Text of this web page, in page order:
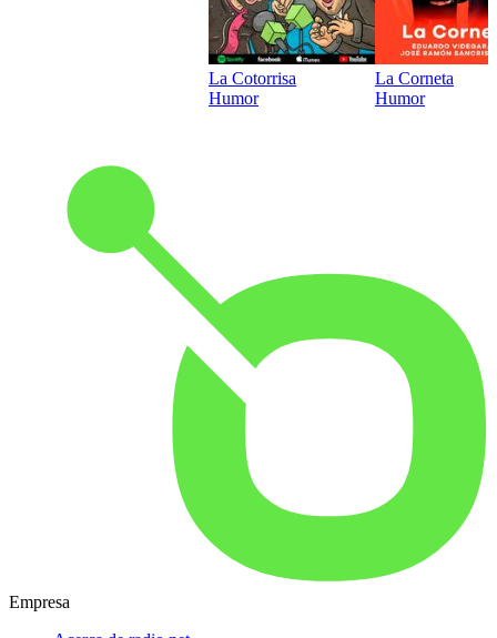
La Cotorrisa
Humor
La Corneta
Humor
Empresa